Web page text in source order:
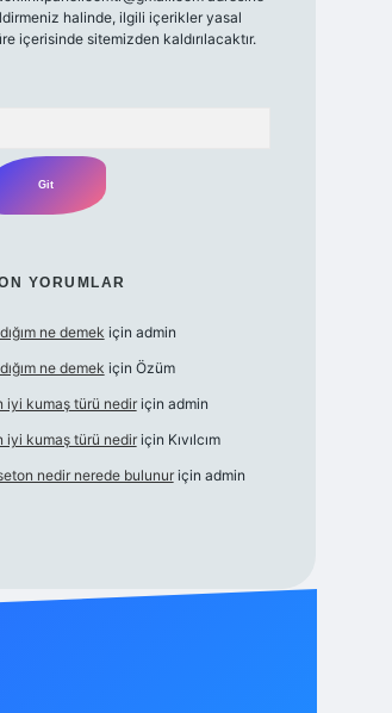
halinde, ilgili içerikler yasal
içerisinde sitemizden kaldırılacaktır.
YORUMLAR
ne demek için admin
ne demek için Özüm
iyi kumaş türü nediriçin admin
iyi kumaş türü nediriçin Kıvılcım
nedir nerede bulunuriçin admin